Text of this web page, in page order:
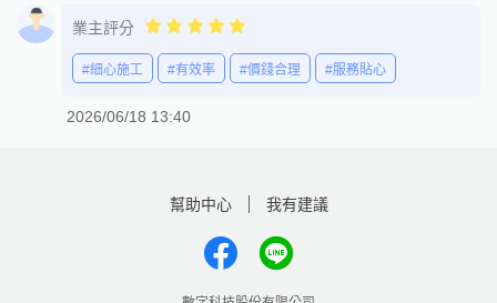
業主評分
#細心施工 #有效率 #價錢合理 #服務貼心
2026/06/18 13:40
幫助中心 我有建議